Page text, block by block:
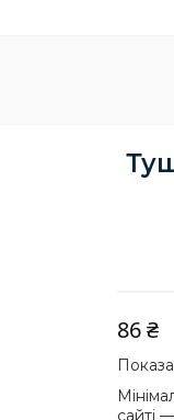
86 ₴
сайті